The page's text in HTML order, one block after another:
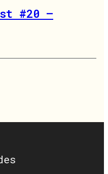
#20 –